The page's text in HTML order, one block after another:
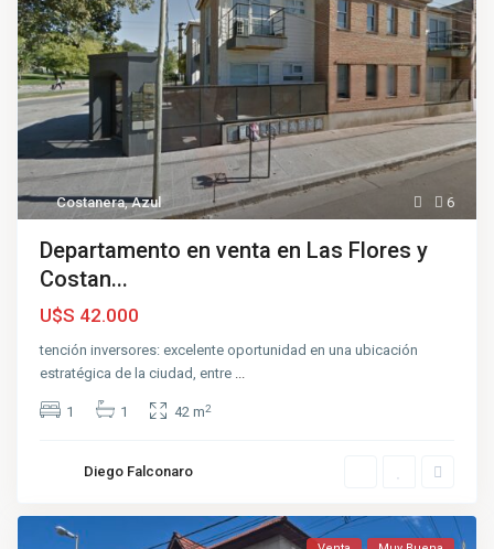
6
Costanera,Azul
Departamento en venta en Las Flores y
Costan...
U$S 42.000
tención inversores: excelente oportunidad en una ubicación
estratégica de la ciudad, entre ...
1 1 42 m2
Diego Falconaro